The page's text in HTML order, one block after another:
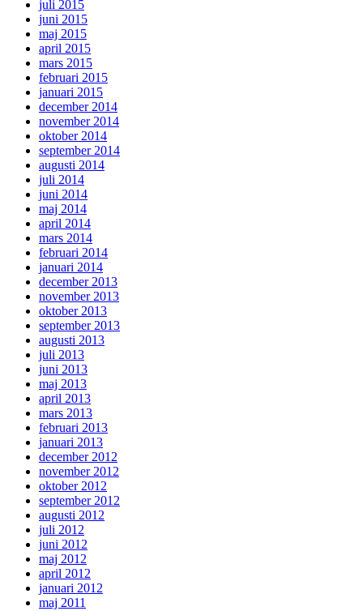
juli 2015
juni 2015
maj 2015
april 2015
mars 2015
februari 2015
januari 2015
december 2014
november 2014
oktober 2014
september 2014
augusti 2014
juli 2014
juni 2014
maj 2014
april 2014
mars 2014
februari 2014
januari 2014
december 2013
november 2013
oktober 2013
september 2013
augusti 2013
juli 2013
juni 2013
maj 2013
april 2013
mars 2013
februari 2013
januari 2013
december 2012
november 2012
oktober 2012
september 2012
augusti 2012
juli 2012
juni 2012
maj 2012
april 2012
januari 2012
maj 2011